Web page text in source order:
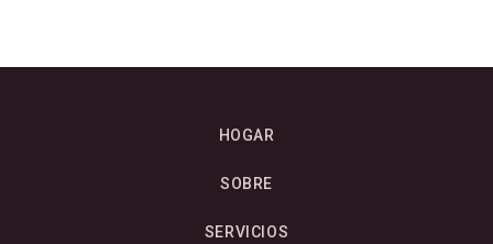
HOGAR
SOBRE
SERVICIOS